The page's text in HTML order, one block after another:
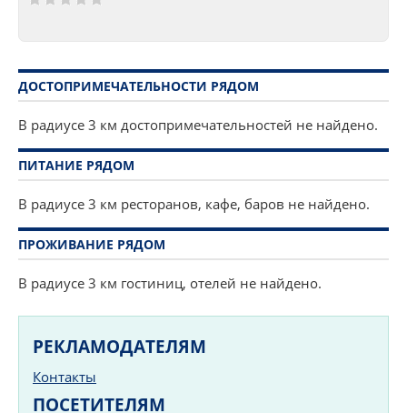
ДОСТОПРИМЕЧАТЕЛЬНОСТИ РЯДОМ
В радиусе 3 км достопримечательностей не найдено.
ПИТАНИЕ РЯДОМ
В радиусе 3 км ресторанов, кафе, баров не найдено.
ПРОЖИВАНИЕ РЯДОМ
В радиусе 3 км гостиниц, отелей не найдено.
РЕКЛАМОДАТЕЛЯМ
Контакты
ПОСЕТИТЕЛЯМ